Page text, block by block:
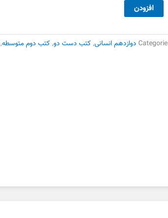
ریاضیافزودن
دوازدهم انسانی, کتب دست دو, کتب دوم متوسطه,